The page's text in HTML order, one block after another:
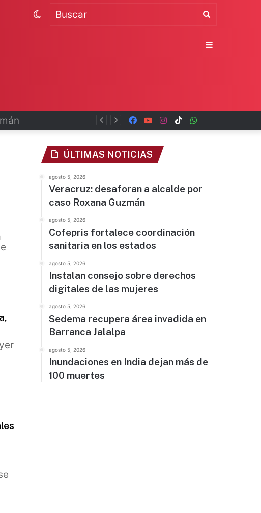
TikTok
Instagram
YouTube
Facebook
Switch
ÚLTIMAS NOTICIAS
agosto 5, 2026
Veracruz: desaforan a alcalde por
caso Roxana Guzmán
agosto 5, 2026
Cofepris fortalece coordinación
sanitaria en los estados
agosto 5, 2026
Instalan consejo sobre derechos
digitales de las mujeres
agosto 5, 2026
Sedema recupera área invadida en
Barranca Jalalpa
agosto 5, 2026
Inundaciones en India dejan más de
100 muertes